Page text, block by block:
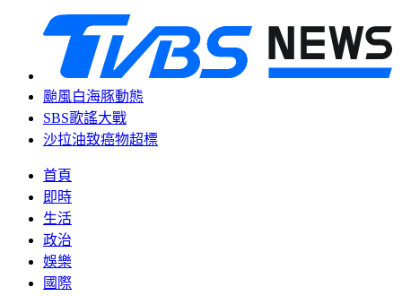
颱風白海豚動態
SBS歌謠大戰
沙拉油致癌物超標
首頁
即時
生活
政治
娛樂
國際